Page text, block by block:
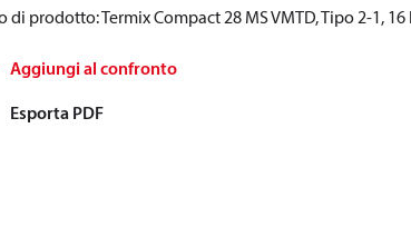
di prodotto: Termix Compact 28 MS VMTD, Tipo 2-1, 16
Aggiungi al confronto
Esporta PDF